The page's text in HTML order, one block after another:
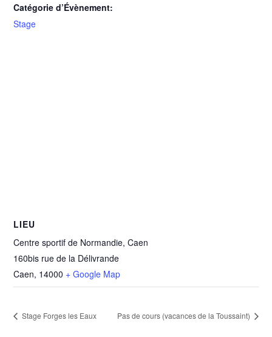
Catégorie d’Évènement:
Stage
LIEU
Centre sportif de Normandie, Caen
160bis rue de la Délivrande
Caen, 14000 + Google Map
Stage Forges les Eaux Pas de cours (vacances de la Toussaint)